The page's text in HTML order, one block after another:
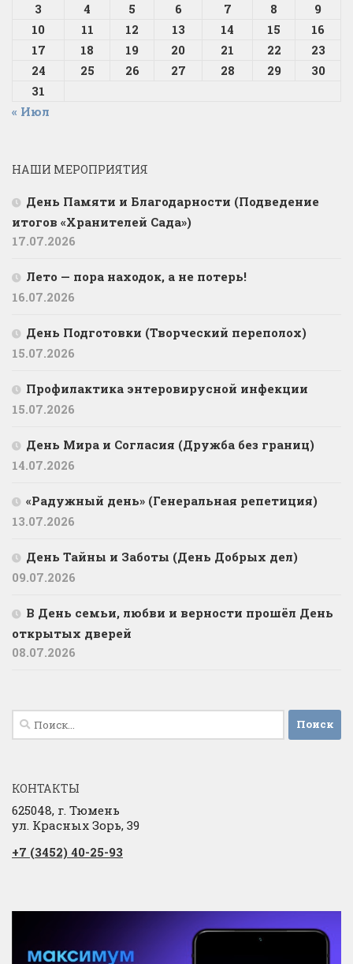
3 4 5 6 7 8
9
10
11 12 13 14 15
16
17
18 19 20 21 22
23
24
25 26 27 28 29
30
31
« Июл
НАШИ МЕРОПРИЯТИЯ
День Памяти и Благодарности (Подведение
итогов «Хранителей Сада»)
17.07.2026
Лето — пора находок, а не потерь!
16.07.2026
День Подготовки (Творческий переполох)
15.07.2026
Профилактика энтеровирусной инфекции
15.07.2026
День Мира и Согласия (Дружба без границ)
14.07.2026
«Радужный день» (Генеральная репетиция)
13.07.2026
День Тайны и Заботы (День Добрых дел)
09.07.2026
В День семьи, любви и верности прошёл День
открытых дверей
08.07.2026
Найти:
КОНТАКТЫ
625048, г. Тюмень
ул. Красных Зорь, 39
+7 (3452) 40-25-93